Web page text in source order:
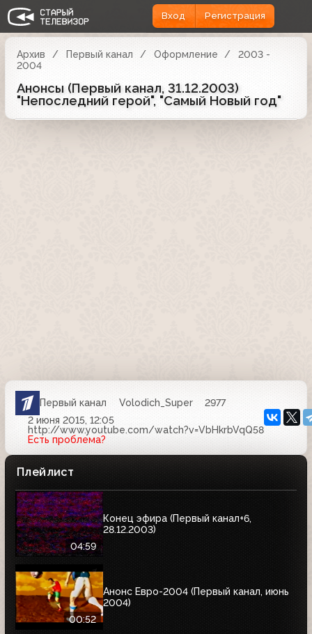
Вход Регистрация
Архив Первый канал Оформление
2003 -
2004
Анонсы (Первый канал, 31.12.2003)
"Непоследний герой", "Самый Новый год"
Первый канал Volodich_Super
2977
2 июня 2015, 12:05
http://www.youtube.com/watch?v=VbHkrbVqQ58
Есть проблема?
Плейлист
04:59
Конец эфира (Первый канал+6,
28.12.2003)
00:52
Анонс Евро-2004 (Первый канал, июнь
2004)